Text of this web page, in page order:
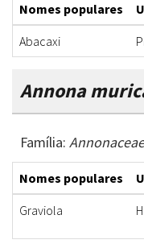
Nomes populares
Abacaxi
Annona
Família: Annonaceae
Nomes populares
Graviola